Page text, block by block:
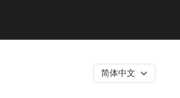
简体中文